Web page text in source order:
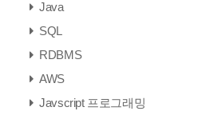
Java
SQL
RDBMS
AWS
Javscript 프로그래밍